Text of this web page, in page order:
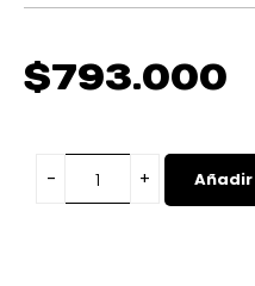
$793.000